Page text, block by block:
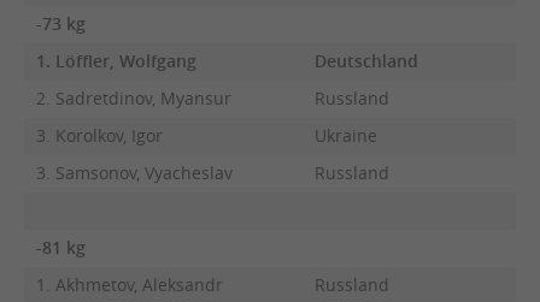
-73 kg
1. Löffler, Wolfgang
Deutschland
2. Sadretdinov, Myansur
Russland
3. Korolkov, Igor
Ukraine
3. Samsonov, Vyacheslav
Russland
-81 kg
1. Akhmetov, Aleksandr
Russland